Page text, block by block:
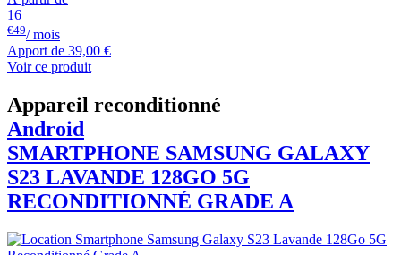
16
€49/ mois
Apport de 39,00 €
Voir ce produit
Appareil reconditionné
Android
SMARTPHONE SAMSUNG GALAXY
S23 LAVANDE 128GO 5G
RECONDITIONNÉ GRADE A